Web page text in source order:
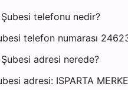
telefonu nedir?
telefon numarası
adresi nerede?
adresi: ISPARTA